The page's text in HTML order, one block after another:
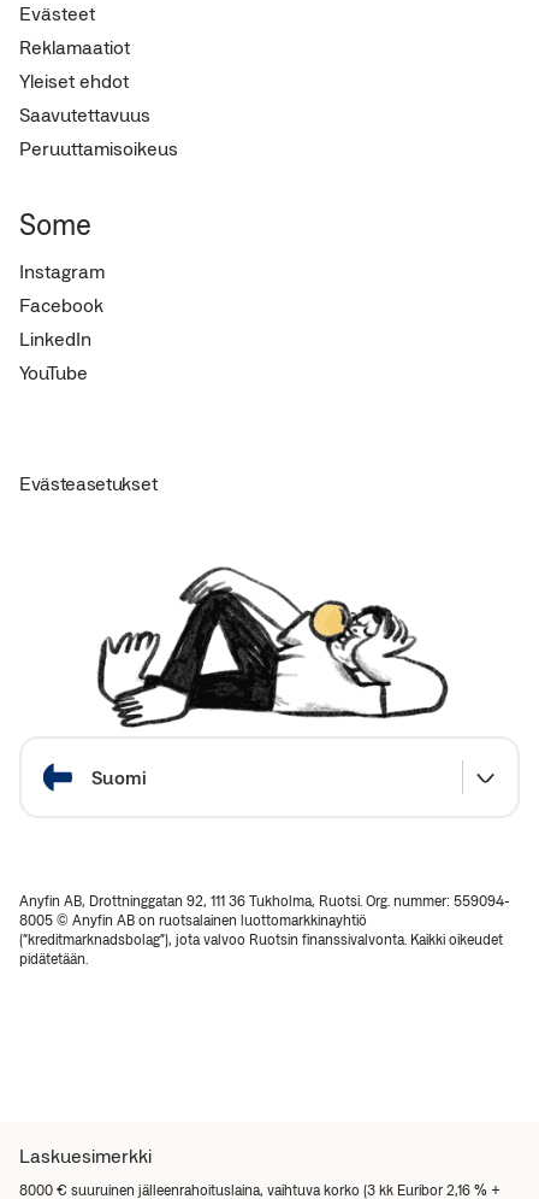
Evästeet
Reklamaatiot
Yleiset ehdot
Saavutettavuus
Peruuttamisoikeus
Some
Instagram
Facebook
LinkedIn
YouTube
Evästeasetukset
Suomi
Anyfin AB, Drottninggatan 92, 111 36 Tukholma, Ruotsi. Org. nummer: 559094-
8005 © Anyfin AB on ruotsalainen luottomarkkinayhtiö
(“kreditmarknadsbolag”), jota valvoo Ruotsin finanssivalvonta. Kaikki oikeudet
pidätetään.
Laskuesimerkki
8000 € suuruinen jälleenrahoituslaina, vaihtuva korko (3 kk Euribor 2,16 % +